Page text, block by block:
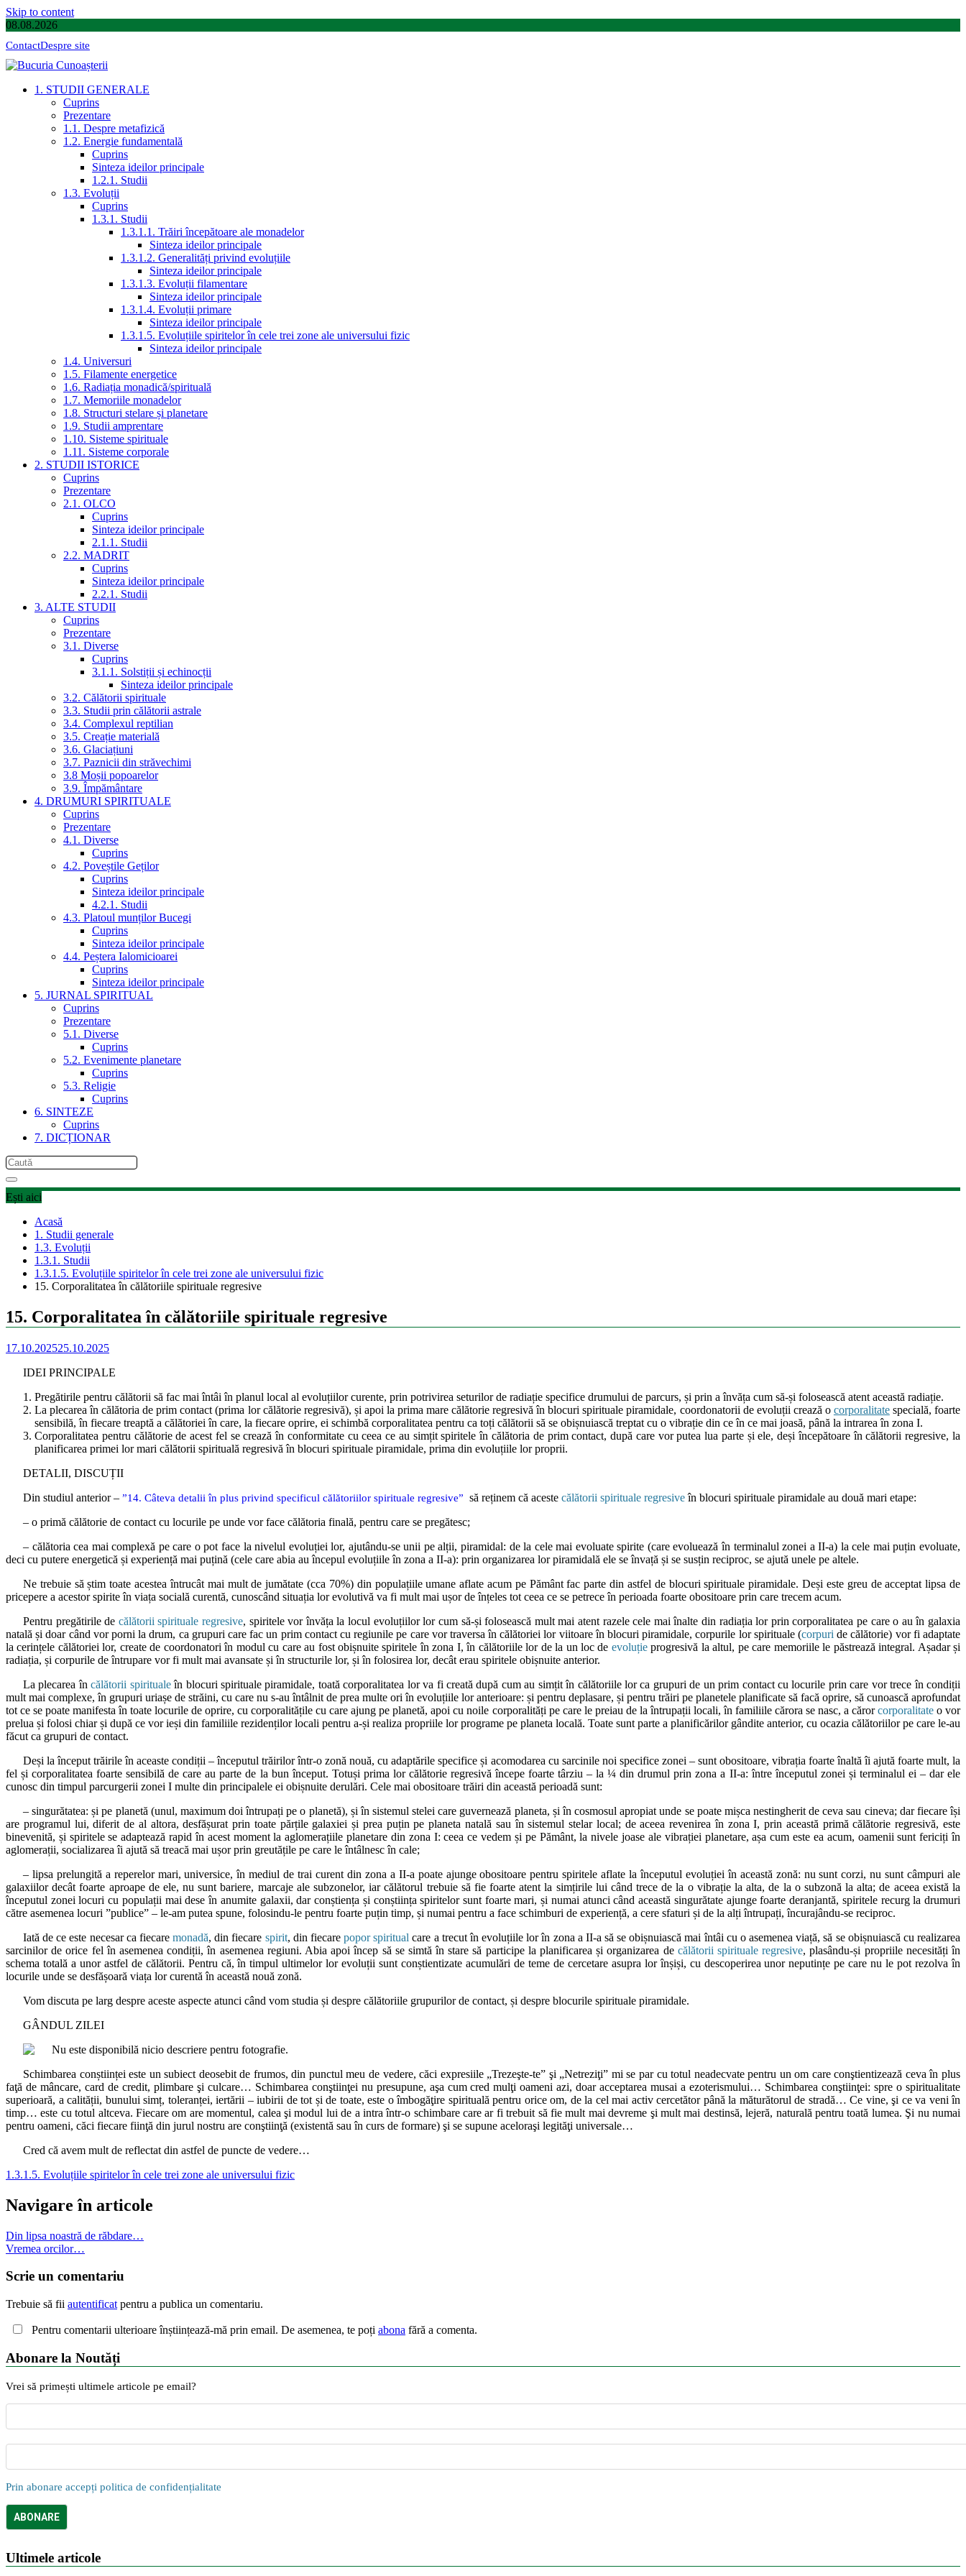
Skip to content
08.08.2026
ContactDespre site
1. STUDII GENERALE
Cuprins
Prezentare
1.1. Despre metafizică
1.2. Energie fundamentală
Cuprins
Sinteza ideilor principale
1.2.1. Studii
1.3. Evoluții
Cuprins
1.3.1. Studii
1.3.1.1. Trăiri începătoare ale monadelor
Sinteza ideilor principale
1.3.1.2. Generalități privind evoluțiile
Sinteza ideilor principale
1.3.1.3. Evoluții filamentare
Sinteza ideilor principale
1.3.1.4. Evoluții primare
Sinteza ideilor principale
1.3.1.5. Evoluțiile spiritelor în cele trei zone ale universului fizic
Sinteza ideilor principale
1.4. Universuri
1.5. Filamente energetice
1.6. Radiația monadică/spirituală
1.7. Memoriile monadelor
1.8. Structuri stelare și planetare
1.9. Studii amprentare
1.10. Sisteme spirituale
1.11. Sisteme corporale
2. STUDII ISTORICE
Cuprins
Prezentare
2.1. OLCO
Cuprins
Sinteza ideilor principale
2.1.1. Studii
2.2. MADRIT
Cuprins
Sinteza ideilor principale
2.2.1. Studii
3. ALTE STUDII
Cuprins
Prezentare
3.1. Diverse
Cuprins
3.1.1. Solstiții și echinocții
Sinteza ideilor principale
3.2. Călătorii spirituale
3.3. Studii prin călătorii astrale
3.4. Complexul reptilian
3.5. Creație materială
3.6. Glaciațiuni
3.7. Paznicii din străvechimi
3.8 Moșii popoarelor
3.9. Împământare
4. DRUMURI SPIRITUALE
Cuprins
Prezentare
4.1. Diverse
Cuprins
4.2. Poveștile Geților
Cuprins
Sinteza ideilor principale
4.2.1. Studii
4.3. Platoul munților Bucegi
Cuprins
Sinteza ideilor principale
4.4. Peștera Ialomicioarei
Cuprins
Sinteza ideilor principale
5. JURNAL SPIRITUAL
Cuprins
Prezentare
5.1. Diverse
Cuprins
5.2. Evenimente planetare
Cuprins
5.3. Religie
Cuprins
6. SINTEZE
Cuprins
7. DICȚIONAR
Ești aici
Acasă
1. Studii generale
1.3. Evoluții
1.3.1. Studii
1.3.1.5. Evoluțiile spiritelor în cele trei zone ale universului fizic
15. Corporalitatea în călătoriile spirituale regresive
15. Corporalitatea în călătoriile spirituale regresive
17.10.202525.10.2025
IDEI PRINCIPALE
Pregătirile pentru călătorii să fac mai întâi în planul local al evoluțiilor curente, prin potrivirea seturilor de radiație specifice drumului de parcurs, și prin a învăța cum să-și folosească atent această radiație.
La plecarea în călătoria de prim contact (prima lor călătorie regresivă), și apoi la prima mare călătorie regresivă în blocuri spirituale piramidale, coordonatorii de evoluții crează o corporalitatespecială, foarte
sensibilă, în fiecare treaptă a călătoriei în care, la fiecare oprire, ei schimbă corporalitatea pentru ca toți călătorii să se obișnuiască treptat cu o vibrație din ce în ce mai joasă, până la intrarea în zona I.
Corporalitatea pentru călătorie de acest fel se crează în conformitate cu ceea ce au simțit spiritele în călătoria de prim contact, după care vor putea lua parte și ele, deși începătoare în călătorii regresive, la
planificarea primei lor mari călătorii spirituală regresivă în blocuri spirituale piramidale, prima din evoluțiile lor proprii.
DETALII, DISCUȚII
Din studiul anterior – ”14. Câteva detalii în plus privind specificul călătoriilor spirituale regresive” să reținem că aceste călătorii spirituale regresiveîn blocuri spirituale piramidale au două mari etape:
– o primă călătorie de contact cu locurile pe unde vor face călătoria finală, pentru care se pregătesc;
– călătoria cea mai complexă pe care o pot face la nivelul evoluției lor, ajutându-se unii pe alții, piramidal: de la cele mai evoluate spirite (care evoluează în terminalul zonei a II-a) la cele mai puțin evoluate,
deci cu putere energetică și experiență mai puțină (cele care abia au începul evoluțiile în zona a II-a): prin organizarea lor piramidală ele se învață și se susțin reciproc, se ajută unele pe altele.
Ne trebuie să știm toate acestea întrucât mai mult de jumătate (cca 70%) din populațiile umane aflate acum pe Pământ fac parte din astfel de blocuri spirituale piramidale. Deși este greu de acceptat lipsa de
pricepere a acestor spirite în viața socială curentă, cunoscând situația lor evolutivă va fi mult mai ușor de înțeles tot ceea ce se petrece în perioada foarte obositoare prin care trecem acum.
Pentru pregătirile de călătorii spirituale regresive, spiritele vor învăța la locul evoluțiilor lor cum să-și folosească mult mai atent razele cele mai înalte din radiația lor prin corporalitatea pe care o au în galaxia
natală și doar când vor porni la drum, ca grupuri care fac un prim contact cu regiunile pe care vor traversa în călătoriei lor viitoare în blocuri piramidale, corpurile lor spirituale (corpuri de călătorie) vor fi adaptate
la cerințele călătoriei lor, create de coordonatori în modul cu care au fost obișnuite spiritele în zona I, în călătoriile lor de la un loc de evoluțieprogresivă la altul, pe care memoriile le păstrează integral. Așadar și
radiația, și corpurile de întrupare vor fi mult mai avansate și în structurile lor, și în folosirea lor, decât erau spiritele obișnuite anterior.
La plecarea încălătorii spiritualeîn blocuri spirituale piramidale, toată corporalitatea lor va fi creată după cum au simțit în călătoriile lor ca grupuri de un prim contact cu locurile prin care vor trece în condiții
mult mai complexe, în grupuri uriașe de străini, cu care nu s-au întâlnit de prea multe ori în evoluțiile lor anterioare: și pentru deplasare, și pentru trăiri pe planetele planificate să facă oprire, să cunoască aprofundat
tot ce se poate manifesta în toate locurile de oprire, cu corporalitățile cu care ajung pe planetă, apoi cu noile corporalități pe care le preiau de la întrupații locali, în familiile cărora se nasc, a cărorcorporalitateo vor
prelua și folosi chiar și după ce vor ieși din familiile rezidenților locali pentru a-și realiza propriile lor programe pe planeta locală. Toate sunt parte a planificărilor gândite anterior, cu ocazia călătoriilor pe care le-au
făcut ca grupuri de contact.
Deși la început trăirile în aceaste condiții – începutul trăirilor într-o zonă nouă, cu adaptările specifice și acomodarea cu sarcinile noi specifice zonei – sunt obositoare, vibrația foarte înaltă îi ajută foarte mult, la
fel și corporalitatea foarte sensibilă de care au parte de la bun început. Totuși prima lor călătorie regresivă începe foarte târziu – la ¼ din drumul prin zona a II-a: între începutul zonei și terminalul ei – dar ele
cunosc din timpul parcurgerii zonei I multe din principalele ei obișnuite derulări. Cele mai obositoare trăiri din această perioadă sunt:
– singurătatea: și pe planetă (unul, maximum doi întrupați pe o planetă), și în sistemul stelei care guvernează planeta, și în cosmosul apropiat unde se poate mișca nestingherit de ceva sau cineva; dar fiecare își
are programul lui, diferit de al altora, desfășurat prin toate părțile galaxiei și prea puțin pe planeta natală sau în sistemul stelar local; de aceea revenirea în zona I, prin această primă călătorie regresivă, este
binevenită, și spiritele se adaptează rapid în acest moment la aglomerațiile planetare din zona I: ceea ce vedem și pe Pământ, la nivele joase ale vibrației planetare, așa cum este ea acum, oamenii sunt fericiți în
aglomerații, socializarea îi ajută să treacă mai ușor prin greutățile pe care le întâlnesc în cale;
– lipsa prelungită a reperelor mari, universice, în mediul de trai curent din zona a II-a poate ajunge obositoare pentru spiritele aflate la începutul evoluției în această zonă: nu sunt corzi, nu sunt câmpuri ale
galaxiilor decât foarte aproape de ele, nu sunt bariere, marcaje ale subzonelor, iar călătorul trebuie să fie foarte atent la simțirile lui când trece de la o vibrație la alta, de la o subzonă la alta; de aceea există la
începutul zonei locuri cu populații mai dese în anumite galaxii, dar conștiența și conștiința spiritelor sunt foarte mari, și numai atunci când această singurătate ajunge foarte deranjantă, spiritele recurg la drumuri
către asemenea locuri ”publice” – le-am putea spune, folosindu-le pentru foarte puțin timp, și numai pentru a face schimburi de experiență, a cere sfaturi și de la alți întrupați, încurajându-se reciproc.
Iată de ce este necesar ca fiecaremonadă, din fiecare spirit, din fiecarepopor spiritual care a trecut în evoluțiile lor în zona a II-a să se obișnuiască mai întâi cu o asemenea viață, să se obișnuiască cu realizarea
sarcinilor de orice fel în asemenea condiții, în asemenea regiuni. Abia apoi încep să se simtă în stare să participe la planificarea și organizarea de călătorii spirituale regresive, plasându-și propriile necesități în
schema totală a unor astfel de călătorii. Pentru că, în timpul ultimelor lor evoluții sunt conștientizate acumulări de teme de cercetare asupra lor înșiși, cu descoperirea unor neputințe pe care nu le pot rezolva în
locurile unde se desfășoară viața lor curentă în această nouă zonă.
Vom discuta pe larg despre aceste aspecte atunci când vom studia și despre călătoriile grupurilor de contact, și despre blocurile spirituale piramidale.
GÂNDUL ZILEI
Schimbarea conștiinței este un subiect deosebit de frumos, din punctul meu de vedere, căci expresiile „Trezeşte-te” şi „Netreziţi” mi se par cu totul neadecvate pentru un om care conştientizează ceva în plus
faţă de mâncare, card de credit, plimbare şi culcare… Schimbarea conştiinţei nu presupune, aşa cum cred mulţi oameni azi, doar acceptarea musai a ezoterismului… Schimbarea conştiinţei: spre o spiritualitate
superioară, a calității, bunului simț, toleranței, iertării – iubirii de tot și de toate, este o îmbogăţire spirituală pentru orice om, de la cel mai activ cercetător până la măturătorul de stradă… Ce vine, şi ce va veni în
timp… este cu totul altceva. Fiecare om are momentul, calea şi modul lui de a intra într-o schimbare care ar fi trebuit să fie mult mai devreme şi mult mai destinsă, lejeră, naturală pentru toată lumea. Şi nu numai
pentru oameni, căci fiecare fiinţă din jurul nostru are conştiinţă (existentă sau în curs de formare) şi se supune aceloraşi legităţi universale…
Cred că avem mult de reflectat din astfel de puncte de vedere…
1.3.1.5. Evoluțiile spiritelor în cele trei zone ale universului fizic
Navigare în articole
Din lipsa noastră de răbdare…
Vremea orcilor…
Scrie un comentariu
Trebuie să fii autentificat pentru a publica un comentariu.
Pentru comentarii ulterioare înștiințează-mă prin email. De asemenea, te poți abona fără a comenta.
Abonare la Noutăți
Vrei să primești ultimele articole pe email?
Prin abonare accepți politica de confidențialitate
Ultimele articole